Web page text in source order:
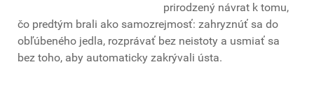
prirodzený návrat k tomu,
čo predtým brali ako samozrejmosť: zahryznúť sa do
obľúbeného jedla, rozprávať bez neistoty a usmiať sa
bez toho, aby automaticky zakrývali ústa.